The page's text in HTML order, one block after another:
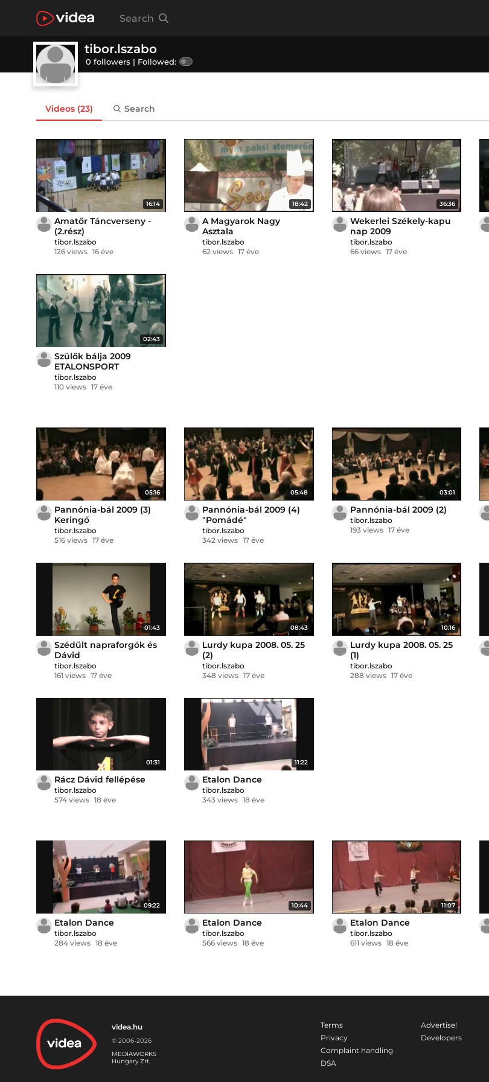
Search
tibor.lszabo
0 followers | Followed:
Videos (23) Search
16:14
Amatőr Táncverseny -
(2.rész)
tibor.lszabo
126 views 16 éve
18:42
A Magyarok Nagy
Asztala
tibor.lszabo
62 views 17 éve
36:36
Wekerlei Székely-kapu
nap 2009
tibor.lszabo
66 views 17 éve
02:43
Szülők bálja 2009
ETALONSPORT
tibor.lszabo
110 views 17 éve
05:16
Pannónia-bál 2009 (3)
Keringő
tibor.lszabo
516 views 17 éve
05:48
Pannónia-bál 2009 (4)
"Pomádé"
tibor.lszabo
342 views 17 éve
03:01
Pannónia-bál 2009 (2)
tibor.lszabo
193 views 17 éve
01:43
Szédűlt napraforgók és
Dávid
tibor.lszabo
161 views 17 éve
08:43
Lurdy kupa 2008. 05. 25
(2)
tibor.lszabo
348 views 17 éve
10:16
Lurdy kupa 2008. 05. 25
(1)
tibor.lszabo
288 views 17 éve
01:31
Rácz Dávid fellépése
tibor.lszabo
574 views 18 éve
11:22
Etalon Dance
tibor.lszabo
343 views 18 éve
09:22
Etalon Dance
tibor.lszabo
284 views 18 éve
10:44
Etalon Dance
tibor.lszabo
566 views 18 éve
11:07
Etalon Dance
tibor.lszabo
611 views 18 éve
videa.hu
© 2006-2026
MEDIAWORKS
Hungary Zrt.
Terms
Privacy
Complaint handling
DSA
Advertise!
Developers